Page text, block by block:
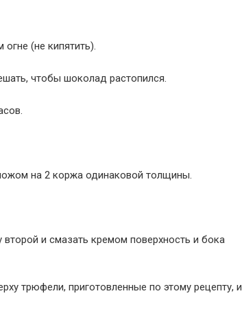
(не кипятить).
чтобы шоколад растопился.
на 2 коржа одинаковой толщины.
и смазать кремом поверхность и бока
трюфели, приготовленные по этому рецепту, и